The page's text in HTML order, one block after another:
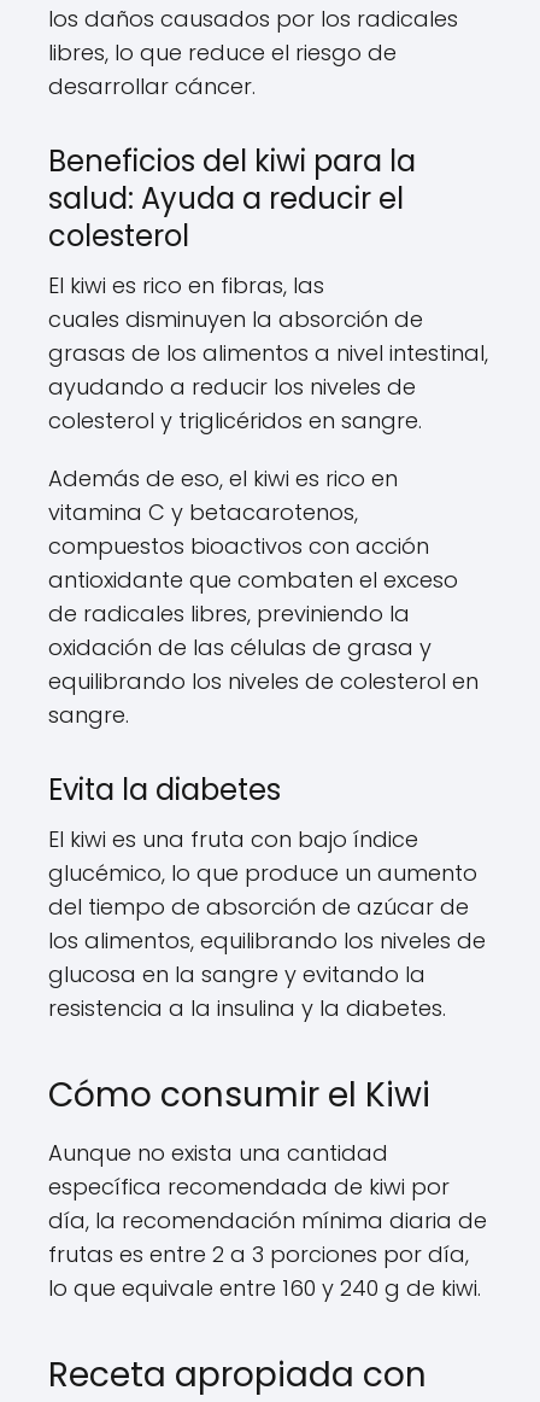
los daños causados por los radicales
libres, lo que reduce el riesgo de
desarrollar cáncer.
Beneficios del kiwi para la
salud: Ayuda a reducir el
colesterol
El kiwi es rico en fibras, las
cuales disminuyen la absorción de
grasas de los alimentos a nivel intestinal,
ayudando a reducir los niveles de
colesterol y triglicéridos en sangre.
Además de eso, el kiwi es rico en
vitamina C y betacarotenos,
compuestos bioactivos con acción
antioxidante que combaten el exceso
de radicales libres, previniendo la
oxidación de las células de grasa y
equilibrando los niveles de colesterol en
sangre.
Evita la diabetes
El kiwi es una fruta con bajo índice
glucémico, lo que produce un aumento
del tiempo de absorción de azúcar de
los alimentos, equilibrando los niveles de
glucosa en la sangre y evitando la
resistencia a la insulina y la diabetes.
Cómo consumir el Kiwi
Aunque no exista una cantidad
específica recomendada de kiwi por
día, la recomendación mínima diaria de
frutas es entre 2 a 3 porciones por día,
lo que equivale entre 160 y 240 g de kiwi.
Receta apropiada con